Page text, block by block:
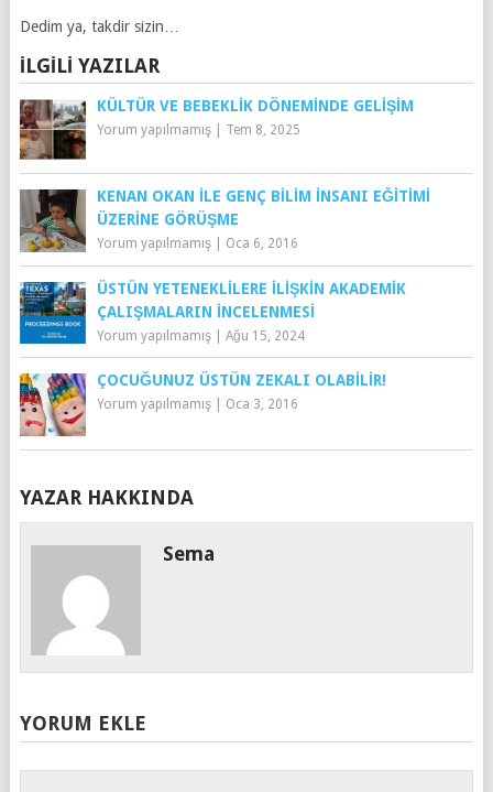
Dedim ya, takdir sizin…
İLGILI YAZILAR
KÜLTÜR VE BEBEKLIK DÖNEMINDE GELIŞIM
Yorum yapılmamış| Tem 8, 2025
KENAN OKAN İLE GENÇ BILIM İNSANI EĞITIMI
ÜZERINE GÖRÜŞME
Yorum yapılmamış| Oca 6, 2016
ÜSTÜN YETENEKLILERE İLIŞKIN AKADEMIK
ÇALIŞMALARIN İNCELENMESI
Yorum yapılmamış| Ağu 15, 2024
ÇOCUĞUNUZ ÜSTÜN ZEKALI OLABILIR!
Yorum yapılmamış| Oca 3, 2016
YAZAR HAKKINDA
Sema
YORUM EKLE